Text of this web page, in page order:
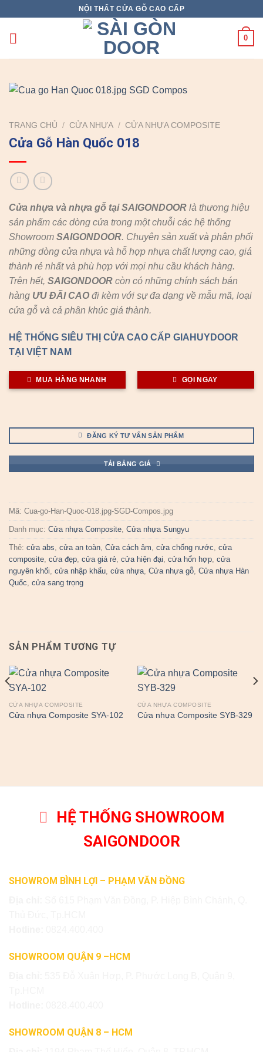
content
NỘI THẤT CỬA GỖ CAO CẤP
0
TRANG CHỦ / CỬA NHỰA / CỬA NHỰA COMPOSITE
Cửa Gỗ Hàn Quốc 018
Cửa nhựa và nhựa gỗ tại SAIGONDOOR là thương hiệu
sản phẩm các dòng cửa trong một chuỗi các hệ thống
Showroom SAIGONDOOR. Chuyên sản xuất và phân phối
những dòng cửa nhựa và hỗ hợp nhựa chất lượng cao, giá
thành rẻ nhất và phù hợp với mọi nhu cầu khách hàng.
Trên hết, SAIGONDOOR còn có những chính sách bán
hàng ƯU ĐÃI CAO đi kèm với sự đa dạng về mẫu mã, loại
cửa gỗ và cả phân khúc giá thành.
HỆ THỐNG SIÊU THỊ CỬA CAO CẤP GIAHUYDOOR
TẠI VIỆT NAM
MUA HÀNG NHANH GỌI NGAY
ĐĂNG KÝ TƯ VẤN SẢN PHẨM
TẢI BẢNG GIÁ
Mã: Cua-go-Han-Quoc-018.jpg-SGD-Compos.jpg
Danh mục: Cửa nhựa Composite, Cửa nhựa Sungyu
Thẻ: cửa abs, cửa an toàn, Cửa cách âm, cửa chống nước, cửa
composite, cửa đẹp, cửa giá rẻ, cửa hiện đại, cửa hổn hợp, cửa
nguyên khối, cửa nhập khẩu, cửa nhựa, Cửa nhựa gỗ, Cửa nhựa Hàn
Quốc, cửa sang trọng
SẢN PHẨM TƯƠNG TỰ
CỬA NHỰA COMPOSITE
Cửa nhựa Composite SYA-102
CỬA NHỰA COMPOSITE
Cửa nhựa Composite SYB-329
HỆ THỐNG SHOWROOM
SAIGONDOOR
SHOWROM BÌNH LỢI – PHẠM VĂN ĐỒNG
SHOWROOM QUẬN 9 –HCM
SHOWROOM QUẬN 8 – HCM